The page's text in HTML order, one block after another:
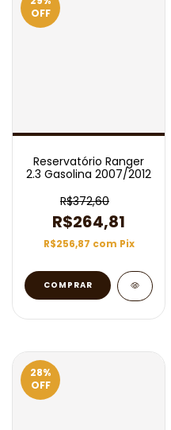
OFF
Reservatório Ranger
2.3 Gasolina 2007/2012
R$372,60
R$264,81
R$256,87 com Pix
28%
OFF